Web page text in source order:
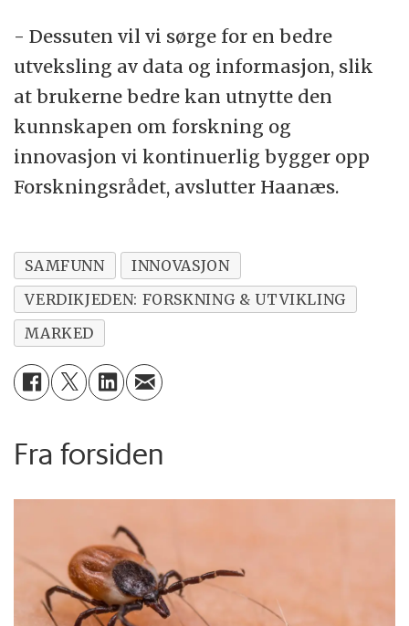
- Dessuten vil vi sørge for en bedre
utveksling av data og informasjon, slik
at brukerne bedre kan utnytte den
kunnskapen om forskning og
innovasjon vi kontinuerlig bygger opp
Forskningsrådet, avslutter Haanæs.
SAMFUNN
INNOVASJON
VERDIKJEDEN: FORSKNING & UTVIKLING
MARKED
Fra forsiden